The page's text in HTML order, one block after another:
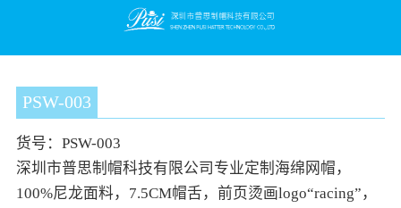
PSW-003
货号：PSW-003
深圳市普思制帽科技有限公司专业定制海绵网帽，
100%尼龙面料，7.5CM帽舌，前页烫画logo“racing”，